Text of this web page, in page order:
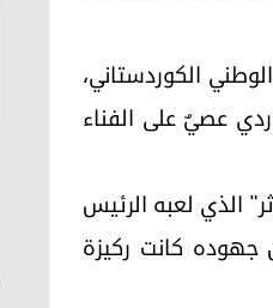
الوطني الكوردستاني،
عصيٌ على الفناء
الذي لعبه الرئيس
جهوده كانت ركيزة